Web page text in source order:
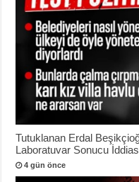
Tutuklanan Erdal
Laboratuvar Sonucu
4 gün önce